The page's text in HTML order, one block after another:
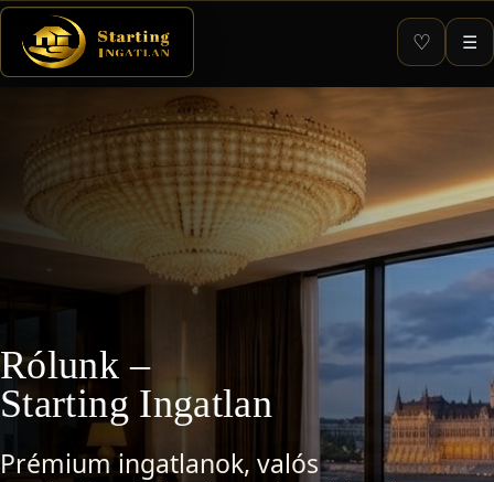
♡ ☰
Rólunk –
Starting Ingatlan
Prémium ingatlanok, valós